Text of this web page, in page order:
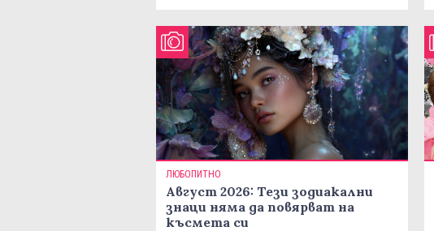
ЛЮБОПИТНО
Август 2026: Тези зодиакални
знаци няма да повярват на
късмета си